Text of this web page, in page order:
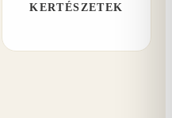
KERTÉSZETEK